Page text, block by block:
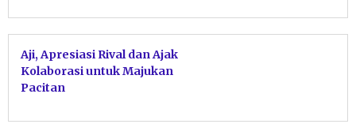
Aji, Apresiasi Rival dan Ajak
Kolaborasi untuk Majukan
Pacitan